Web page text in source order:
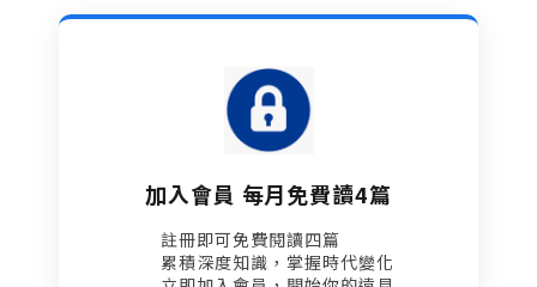
加入會員 每月免費讀4篇
註冊即可免費閱讀四篇​
累積深度知識，掌握時代變化​